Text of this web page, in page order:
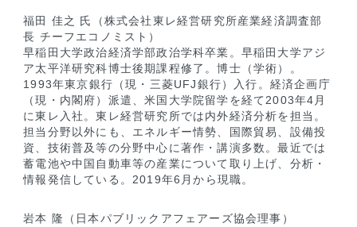
福田 佳之 氏（株式会社東レ経営研究所産業経済調査部
長 チーフエコノミスト）
早稲田大学政治経済学部政治学科卒業。早稲田大学アジ
ア太平洋研究科博士後期課程修了。博士（学術）。
1993年東京銀行（現・三菱UFJ銀行）入行。経済企画庁
（現・内閣府）派遣、米国大学院留学を経て2003年4月
に東レ入社。東レ経営研究所では内外経済分析を担当。
担当分野以外にも、エネルギー情勢、国際貿易、設備投
資、技術普及等の分野中心に著作・講演多数。最近では
蓄電池や中国自動車等の産業について取り上げ、分析・
情報発信している。2019年6月から現職。
岩本 隆（日本パブリックアフェアーズ協会理事）